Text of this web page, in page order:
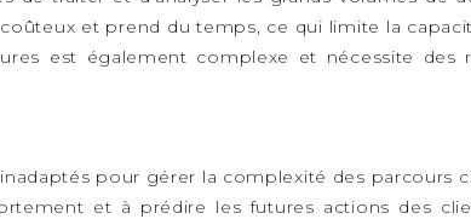
et prend du temps, ce qui limite la
est également complexe et nécessite
pour gérer la complexité des
et à prédire les futures actions des